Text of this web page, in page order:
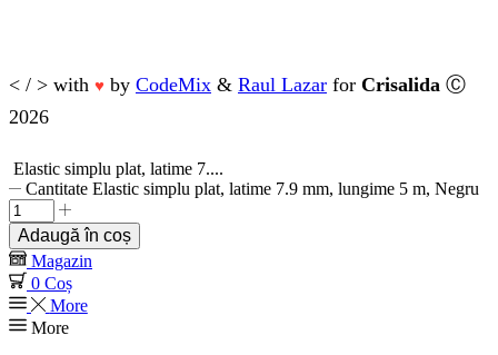
< / > with ♥ by CodeMix & Raul Lazar for Crisalida Ⓒ
2026
Elastic simplu plat, latime 7....
Cantitate Elastic simplu plat, latime 7.9 mm, lungime 5 m, Negru
Adaugă în coș
Magazin
0 Coș
More
More